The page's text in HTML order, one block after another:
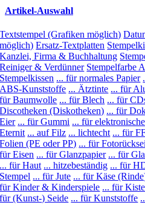
Artikel-Auswahl
Textstempel (Grafiken möglich)
möglich) Ersatz-Textplatten
Kanzlei, Firma & Buchhaltung
Reiniger & Verdünner Stempelfarbe
Stempelkissen ... für normales Papier
ABS-Kunststoffe ... Ätztinte ... für
für Baumwolle ... für Blech ... für
Discotheken (Diskotheken) ... für
Eier ... für Gummi ... für
Eternit ... auf Filz ... lichtecht ... für
Folien (PE oder PP) ... für
für Eisen ... für Glanzpapier ... für
... für Haut ... hitzebeständig ... für
Stempel ... für Jute ... für Käse
für Kinder & Kinderspiele ... für
für (Kunst-) Seide ... für Kunststoffe